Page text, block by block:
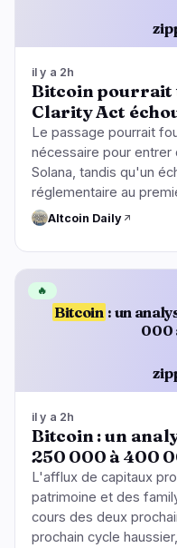
il y a 2h
Bitcoin pourrait
Clarity Act
Le passage pourrait
nécessaire pour entrer
Solana, tandis qu'un
réglementaire au
Altcoin Daily
Bitcoin : un
000
🔥
il y a 2h
Bitcoin : un
250 000 à 400
L'afflux de capitaux
patrimoine et des
cours des deux
prochain cycle